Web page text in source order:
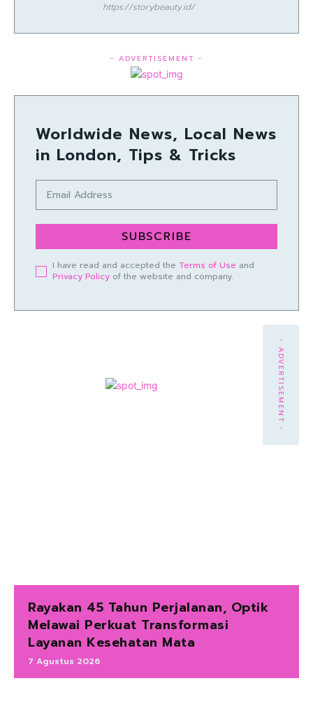
https://storybeauty.id/
- ADVERTISEMENT -
Worldwide News, Local News
in London, Tips & Tricks
SUBSCRIBE
I have read and accepted the Terms of Use and
Privacy Policy of the website and company.
- ADVERTISEMENT -
Rayakan 45 Tahun Perjalanan, Optik
Melawai Perkuat Transformasi
Layanan Kesehatan Mata
7 Agustus 2026